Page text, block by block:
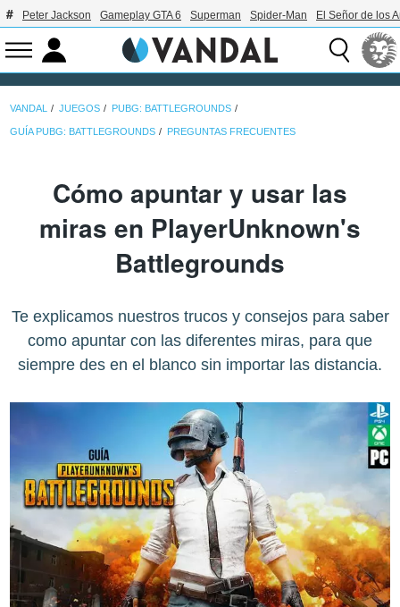
Peter Jackson Gameplay GTA 6 Superman Spider-Man El Señor de los
VANDAL JUEGOS PUBG: BATTLEGROUNDS
GUÍA PUBG: BATTLEGROUNDS PREGUNTAS FRECUENTES
Cómo apuntar y usar las
miras en PlayerUnknown's
Battlegrounds
Te explicamos nuestros trucos y consejos para saber
como apuntar con las diferentes miras, para que
siempre des en el blanco sin importar las distancia.